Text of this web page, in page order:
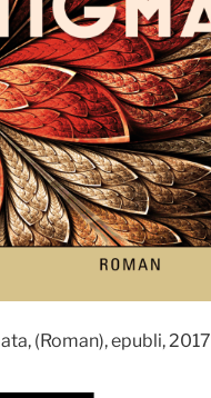
(Roman), epubli, 2017